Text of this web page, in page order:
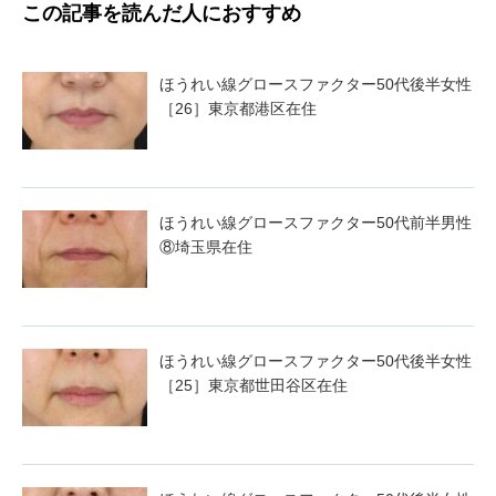
この記事を読んだ人におすすめ
ほうれい線グロースファクター50代後半女性
［26］東京都港区在住
ほうれい線グロースファクター50代前半男性
⑧埼玉県在住
ほうれい線グロースファクター50代後半女性
［25］東京都世田谷区在住